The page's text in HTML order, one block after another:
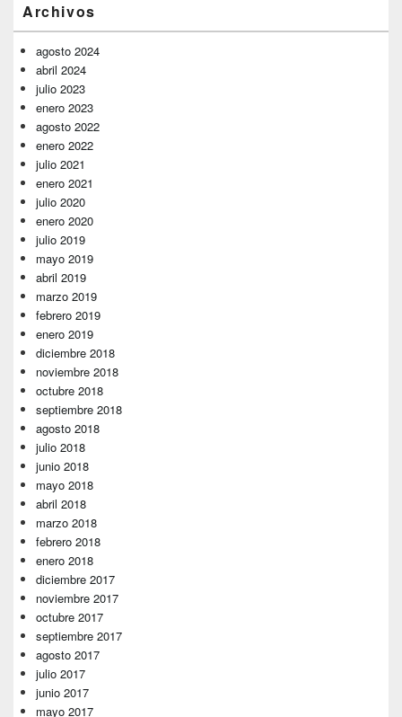
lateral
primaria
Archivos
agosto 2024
abril 2024
julio 2023
enero 2023
agosto 2022
enero 2022
julio 2021
enero 2021
julio 2020
enero 2020
julio 2019
mayo 2019
abril 2019
marzo 2019
febrero 2019
enero 2019
diciembre 2018
noviembre 2018
octubre 2018
septiembre 2018
agosto 2018
julio 2018
junio 2018
mayo 2018
abril 2018
marzo 2018
febrero 2018
enero 2018
diciembre 2017
noviembre 2017
octubre 2017
septiembre 2017
agosto 2017
julio 2017
junio 2017
mayo 2017